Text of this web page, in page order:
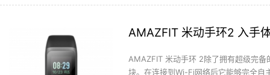
AMAZFIT 米动手环2 入手
AMAZFIT 米动手环 2除了拥有超级完
块。在连接到Wi-Fi网络后它能够完全自